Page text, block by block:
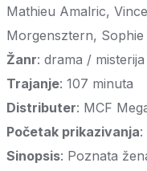
Mathieu Amalric,
Morgensztern, Sophie
Žanr: drama / misterija
Trajanje: 107 minuta
Distributer: MCF
Početak prikazivanja:
Sinopsis: Poznata